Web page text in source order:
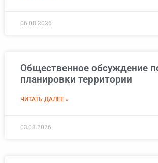
06.08.2026
Общественное обсуждение
планировки территории
ЧИТАТЬ ДАЛЕЕ »
03.08.2026